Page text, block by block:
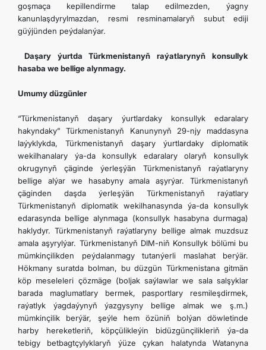
goşmaça kepillendirme talap edilmezden, ýagny
kanunlaşdyrylmazdan, resmi resminamalaryň subut ediji
güýjünden peýdalanýar.
Daşary ýurtda Türkmenistanyň raýatlarynyň konsullyk
hasaba we bellige alynmagy.
Umumy düzgünler
“Türkmenistanyň daşary ýurtlardaky konsullyk edaralary
hakyndaky” Türkmenistanyň Kanunynyň 29-njy maddasyna
laýyklykda, Türkmenistanyň daşary ýurtlardaky diplomatik
wekilhanalary ýa-da konsullyk edaralary olaryň konsullyk
okrugynyň çäginde ýerleşýän Türkmenistanyň raýatlaryny
bellige alýar we hasabyny amala aşyrýar. Türkmenistanyň
çäginden daşda ýerleşýän Türkmenistanyň raýatlary
Türkmenistanyň diplomatik wekilhanasynda ýa-da konsullyk
edarasynda bellige alynmaga (konsullyk hasabyna durmaga)
haklydyr. Türkmenistanyň raýatlaryny bellige almak muzdsuz
amala aşyrylýar. Türkmenistanyň DIM-niň Konsullyk bölümi bu
mümkinçilikden peýdalanmagy tutanýerli maslahat berýär.
Hökmany suratda bolman, bu düzgün Türkmenistana gitmän
köp meseleleri çözmäge (boljak saýlawlar we sala salşyklar
barada maglumatlary bermek, pasportlary resmileşdirmek,
raýatlyk ýagdaýynyň ýazgysyny bellige almak we ş.m.)
mümkinçilik berýär, şeýle hem özüniň bolýan döwletinde
harby hereketleriň, köpçülikleýin bidüzgünçilikleriň ýa-da
tebigy betbagtçylyklaryň ýüze çykan halatynda Watanyna